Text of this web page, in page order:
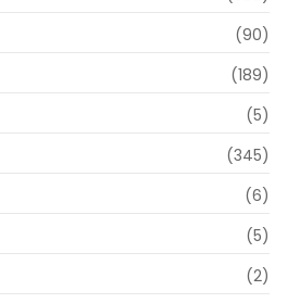
(90)
(189)
(5)
(345)
(6)
(5)
(2)